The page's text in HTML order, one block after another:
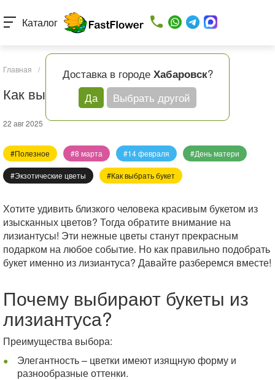
Доставка в городе Хабаровск?
Да
Выбрать другой
Каталог
Главная / Статьи Как выбрать букет с лизиантусами?
Как выбрать букет с лизиантусами?
22 авг 2025
#Полезное #8 марта #14 февраля #День матери
#Экзотические цветы #Как выбрать букет
Хотите удивить близкого человека красивым букетом из
изысканных цветов? Тогда обратите внимание на
лизиантусы! Эти нежные цветы станут прекрасным
подарком на любое событие. Но как правильно подобрать
букет именно из лизиантуса? Давайте разберемся вместе!
Почему выбирают букеты из
лизиантуса?
Преимущества выбора:
Элегантность – цветки имеют изящную форму и
разнообразные оттенки.